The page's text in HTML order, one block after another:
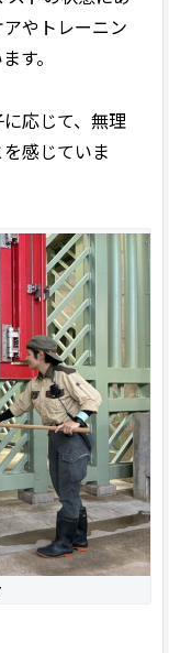
やトレーニン
す。
応じて、無理
感じていま